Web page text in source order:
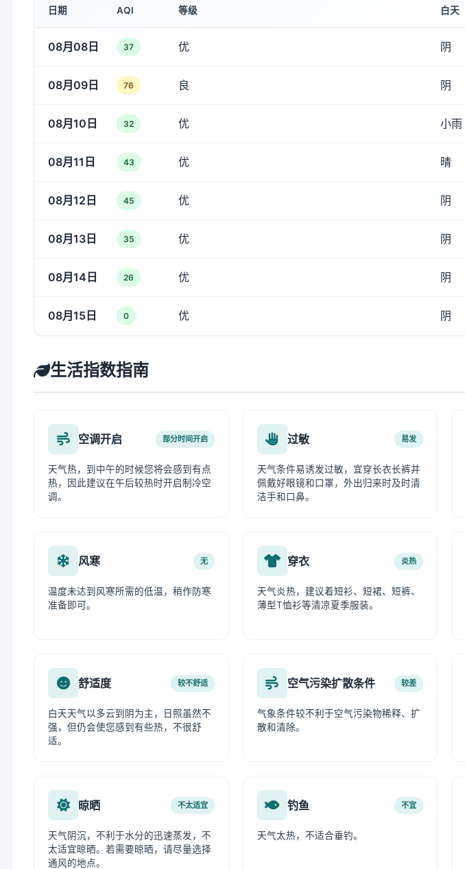
日期 AQI 等级 白天
08月08日 37 优 阴
08月09日 76 良 阴
08月10日 32 优 小雨
08月11日 43 优 晴
08月12日 45 优 阴
08月13日 35 优 阴
08月14日 26 优 阴
08月15日 0 优 阴
生活指数指南
空调开启 部分时间开启
天气热，到中午的时候您将会感到有点
热，因此建议在午后较热时开启制冷空
调。
过敏 易发
天气条件易诱发过敏，宜穿长衣长裤并
佩戴好眼镜和口罩，外出归来时及时清
洁手和口鼻。
风寒 无
温度未达到风寒所需的低温，稍作防寒
准备即可。
穿衣 炎热
天气炎热，建议着短衫、短裙、短裤、
薄型T恤衫等清凉夏季服装。
舒适度 较不舒适
白天天气以多云到阴为主，日照虽然不
强，但仍会使您感到有些热，不很舒
适。
空气污染扩散条件 较差
气象条件较不利于空气污染物稀释、扩
散和清除。
晾晒 不太适宜
天气阴沉，不利于水分的迅速蒸发，不
太适宜晾晒。若需要晾晒，请尽量选择
通风的地点。
钓鱼 不宜
天气太热，不适合垂钓。